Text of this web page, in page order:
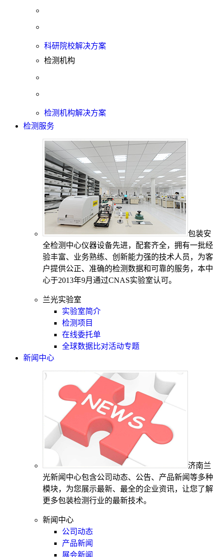
科研院校解决方案
检测机构
检测机构解决方案
检测服务
包装安
全检测中心仪器设备先进，配套齐全，拥有一批经
验丰富、业务熟练、创新能力强的技术人员，为客
户提供公正、准确的检测数据和可靠的服务，本中
心于2013年9月通过CNAS实验室认可。
兰光实验室
实验室简介
检测项目
在线委托单
全球数据比对活动专题
新闻中心
济南兰
光新闻中心包含公司动态、公告、产品新闻等多种
模块，为您展示最新、最全的企业资讯，让您了解
更多包装检测行业的最新技术。
新闻中心
公司动态
产品新闻
展会新闻